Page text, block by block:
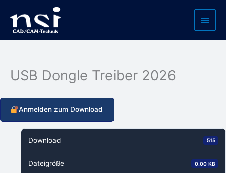
Inhalt
springen
USB Dongle Treiber 2026
Anmelden zum Download
Download 515
Dateigröße 0.00 KB